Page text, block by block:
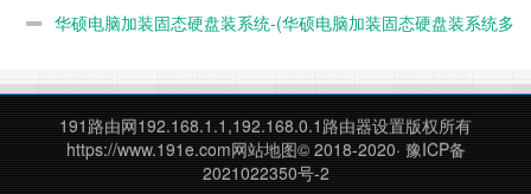
水淼·帝国CMS站群文章更新器的试用版本更新的文章，
故有此标记(2023-12-05 08:58:34)
华硕电脑加装固态硬盘装系统-(华硕电脑加装固态硬盘装系统多
191路由网192.168.1.1,192.168.0.1路由器设置版权所有
https://www.191e.com网站地图© 2018-2020· 豫ICP备
2021022350号-2